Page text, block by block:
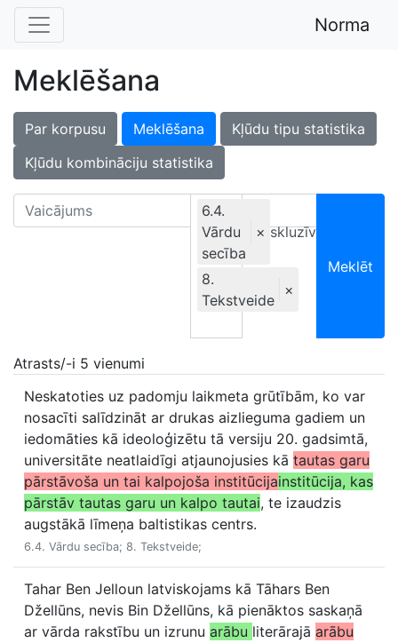
Norma
Meklēšana
Par korpusu Meklēšana
Kļūdu tipu statistika
Kļūdu kombināciju statistika
6.4.
Vārdu
secība
×
8.
Tekstveide
×
Ekskluzīvi
Meklēt
Atrasts/-i 5 vienumi
Neskatoties uz padomju laikmeta grūtībām, ko var
nosacīti salīdzināt ar drukas aizlieguma gadiem un
iedomāties kā ideoloģizētu tā versiju 20. gadsimtā,
universitāte neatlaidīgi atjaunojusies kā tautas garu
pārstāvoša un tai kalpojoša institūcijainstitūcija, kas
pārstāv tautas garu un kalpo tautai, te izaudzis
augstākā līmeņa baltistikas centrs.
6.4. Vārdu secība; 8. Tekstveide;
Tahar Ben Jelloun latviskojams kā Tāhars Ben
Džellūns, nevis Bin Džellūns, kā pienāktos saskaņā
ar vārda rakstību un izrunu arābu literārajā arābu